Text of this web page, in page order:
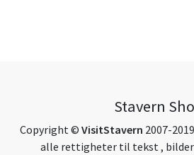
Stavern
Copyright © VisitStavern 2007-
alle rettigheter til tekst ,